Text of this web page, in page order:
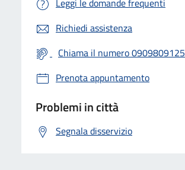
Richiedi assistenza
Chiama il numero 0909809125
Prenota appuntamento
Problemi in città
Segnala disservizio